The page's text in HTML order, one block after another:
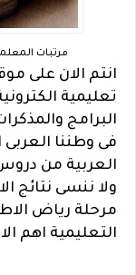
مرتبات
انتم الان على
تعليمية
البرامج
فى وطننا
العربية من
ولا ننسى نتائج
مرحلة رياض
التعليمية اهم